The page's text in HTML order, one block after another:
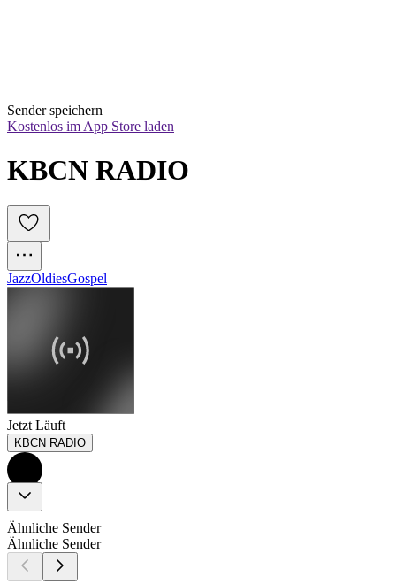
Sender speichern
Kostenlos im App Store laden
KBCN RADIO
JazzOldiesGospel
Jetzt Läuft
KBCN RADIO
Ähnliche Sender
Ähnliche Sender